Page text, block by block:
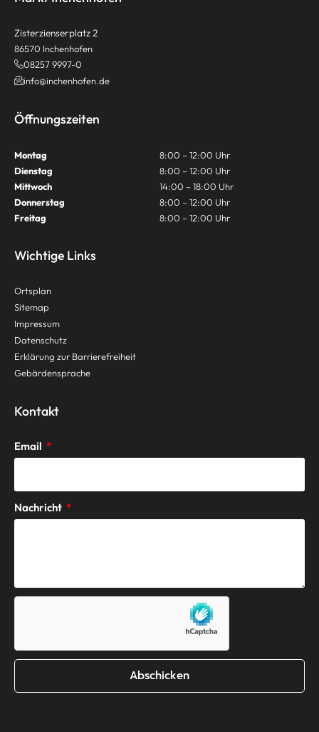
Zisterzienserplatz 2
86570 Inchenhofen
08257 9997-0
info@inchenhofen.de
Öffnungszeiten
Montag
8:00 – 12:00 Uhr
Dienstag
8:00 – 12:00 Uhr
Mittwoch
14:00 – 18:00 Uhr
Donnerstag
8:00 – 12:00 Uhr
Freitag
8:00 – 12:00 Uhr
Wichtige Links
Ortsplan
Sitemap
Impressum
Datenschutz
Erklärung zur Barrierefreiheit
Gebärdensprache
Kontakt
Email
Nachricht
Abschicken